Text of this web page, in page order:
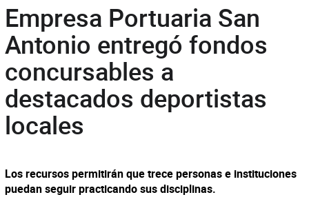
Empresa Portuaria San
Antonio entregó fondos
concursables a
destacados deportistas
locales
Los recursos permitirán que trece personas e instituciones
puedan seguir practicando sus disciplinas.